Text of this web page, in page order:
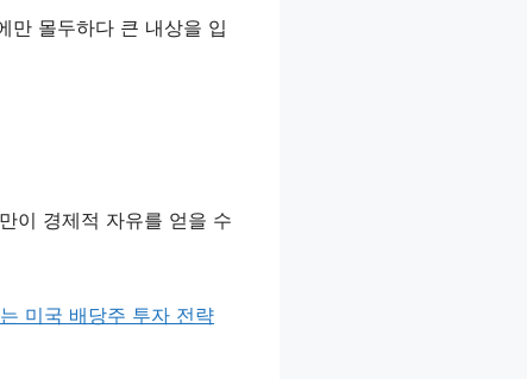
만 몰두하다 큰 내상을 입
만이 경제적 자유를 얻을 수
미국 배당주 투자 전략